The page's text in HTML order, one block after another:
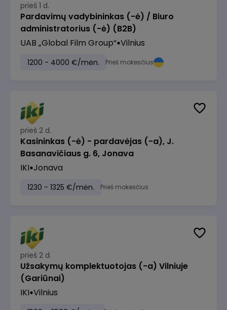
prieš 1 d.
Pardavimų vadybininkas (-ė) / Biuro
administratorius (-ė) (B2B)
UAB „Global Film Group“ Vilnius
1200 - 4000 €/mėn. Prieš mokesčius
prieš 2 d.
Kasininkas (-ė) - pardavėjas (-a), J.
Basanavičiaus g. 6, Jonava
IKI Jonava
1230 - 1325 €/mėn. Prieš mokesčius
prieš 2 d.
Užsakymų komplektuotojas (-a) Vilniuje
(Gariūnai)
IKI Vilnius